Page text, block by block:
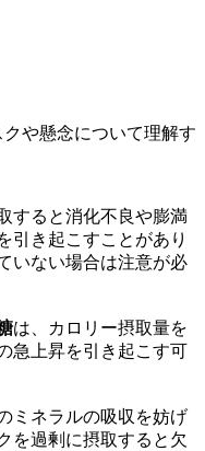
や懸念について理解す
すると消化不良や膨満
引き起こすことがあり
いない場合は注意が必
は、カロリー摂取量を
急上昇を引き起こす可
ミネラルの吸収を妨げ
を過剰に摂取すると欠